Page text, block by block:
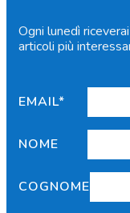
Ogni lunedì
articoli più
EMAIL*
NOME
COGNOME